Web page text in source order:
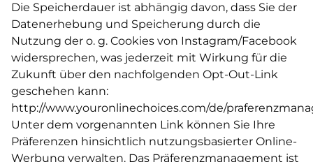
Die Speicherdauer ist abhängig davon, dass Sie der
Datenerhebung und Speicherung durch die
Nutzung der o. g. Cookies von Instagram/Facebook
widersprechen, was jederzeit mit Wirkung für die
Zukunft über den nachfolgenden Opt-Out-Link
geschehen kann:
http://www.youronlinechoices.com/de/
Unter dem vorgenannten Link können Sie Ihre
Präferenzen hinsichtlich nutzungsbasierter Online-
Werbung verwalten. Das Präferenzmanagement ist